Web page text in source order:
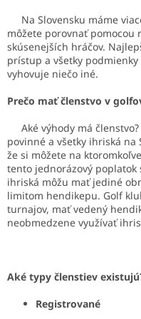
Na Slovensku máme
môžete porovnať pomocou
skúsenejších hráčov.
prístup a všetky
vyhovuje niečo iné.
Prečo mať členstvo v
Aké výhody má
povinné a všetky ihriská na
že si môžete na
tento jednorázový
ihriská môžu mať jediné
limitom hendikepu. Golf
turnajov, mať vedený
neobmedzene využívať
Aké typy členstiev
Registrované